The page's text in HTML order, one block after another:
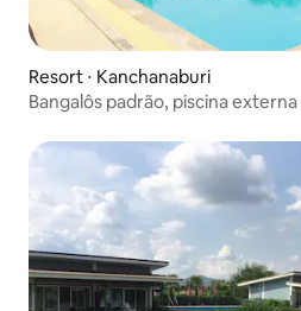
Resort ⋅ Kanchanaburi
Bangalôs padrão, piscina